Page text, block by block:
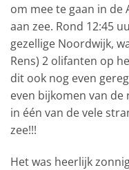
om mee te gaan in
aan zee. Rond 12:45
gezellige Noordwijk,
Rens) 2 olifanten op
dit ook nog even
even bijkomen van
in één van de vele
zee!!!
Het was heerlijk